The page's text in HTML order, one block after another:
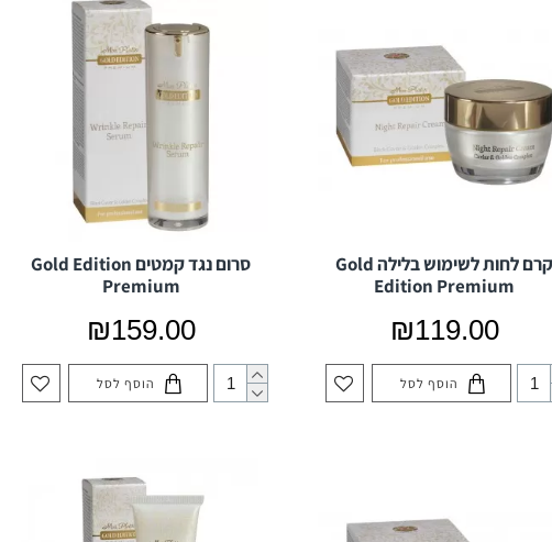
קרם לחות לשימוש בלילה Gold
Edition Premium
₪119.00
הוסף לסל
סרום נגד קמטים Gold Edition
Premium
₪159.00
הוסף לסל